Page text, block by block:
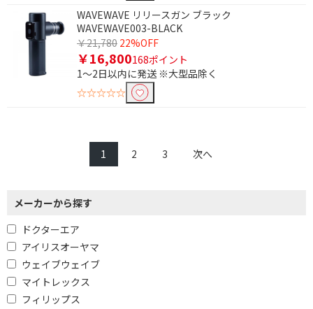
WAVEWAVE リリースガン ブラック
WAVEWAVE003-BLACK
￥21,780 22%OFF
￥16,800168ポイント
1～2日以内に発送 ※大型品除く
☆☆☆☆☆
1 2 3 次へ
メーカーから探す
ドクターエア
アイリスオーヤマ
ウェイブウェイブ
マイトレックス
フィリップス